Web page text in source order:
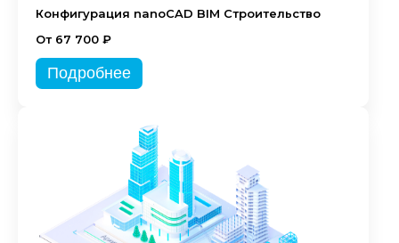
Конфигурация nanoCAD BIM Строительство
От 67 700 ₽
Подробнее